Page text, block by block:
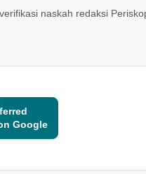
naskah redaksi
Google